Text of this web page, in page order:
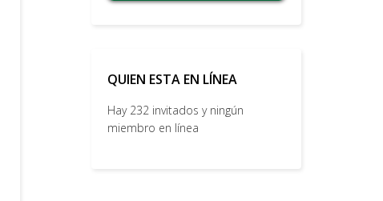
QUIEN ESTA EN LÍNEA
Hay 232 invitados y ningún
miembro en línea